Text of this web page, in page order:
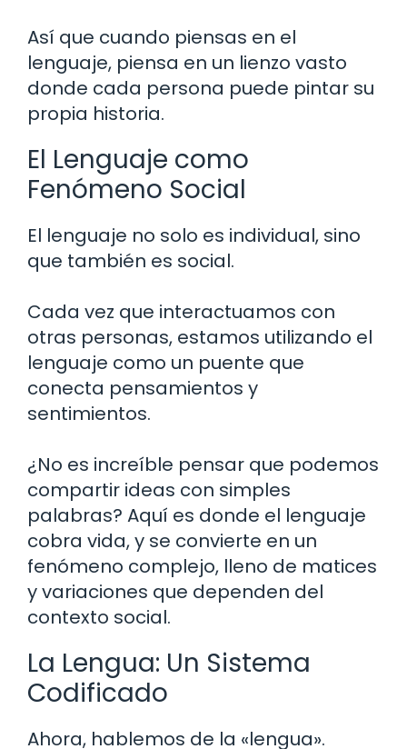
Así que cuando piensas en el
lenguaje, piensa en un lienzo vasto
donde cada persona puede pintar su
propia historia.
El Lenguaje como
Fenómeno Social
El lenguaje no solo es individual, sino
que también es social.
Cada vez que interactuamos con
otras personas, estamos utilizando el
lenguaje como un puente que
conecta pensamientos y
sentimientos.
¿No es increíble pensar que podemos
compartir ideas con simples
palabras? Aquí es donde el lenguaje
cobra vida, y se convierte en un
fenómeno complejo, lleno de matices
y variaciones que dependen del
contexto social.
La Lengua: Un Sistema
Codificado
Ahora, hablemos de la «lengua».